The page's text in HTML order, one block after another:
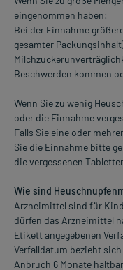
eingenommen haben:
Bei der Einnahme
gesamter
Beschwerden kommen
Wenn Sie zu wenig
oder die Einnahme
Falls Sie eine oder
Sie die Einnahme bitte
die vergessenen
Wie sind
Arzneimittel sind für
dürfen das Arzneimittel
Etikett angegebenen
Verfalldatum bezieht
Anbruch 6 Monate